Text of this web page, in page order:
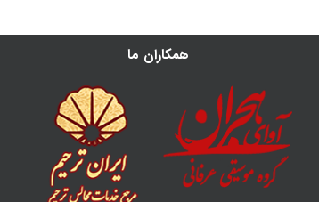
همکاران ما